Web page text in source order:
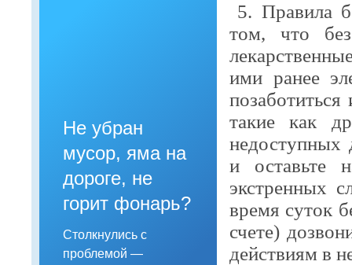
Не убран
мусор, яма на
дороге, не
горит фонарь?
Столкнулись с
проблемой —
5. Правила
том, что
ими ранее
такие как
недоступных
и оставьте
экстренных
время суток
счете)
действиям в